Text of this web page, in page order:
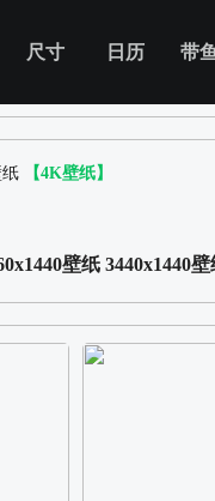
尺寸 日历 带
【4K壁纸】
壁纸 3440x1440壁